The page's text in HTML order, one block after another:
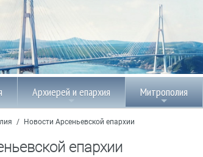
Архиерей и епархия Митрополия
/ Новости Арсеньевской епархии
епархии